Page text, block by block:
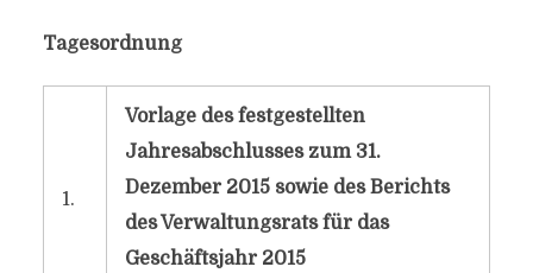
Tagesordnung
1.
Vorlage des festgestellten
Jahresabschlusses zum 31.
Dezember 2015 sowie des Berichts
des Verwaltungsrats für das
Geschäftsjahr 2015